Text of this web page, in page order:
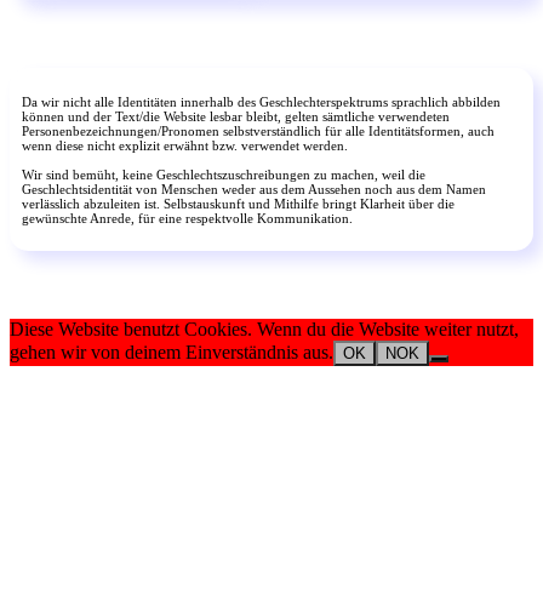
Da wir nicht alle Identitäten innerhalb des Geschlechterspektrums sprachlich abbilden
können und der Text/die Website lesbar bleibt, gelten sämtliche verwendeten
Personenbezeichnungen/Pronomen selbstverständlich für alle Identitätsformen, auch
wenn diese nicht explizit erwähnt bzw. verwendet werden.
Wir sind bemüht, keine Geschlechtszuschreibungen zu machen, weil die
Geschlechtsidentität von Menschen weder aus dem Aussehen noch aus dem Namen
verlässlich abzuleiten ist. Selbstauskunft und Mithilfe bringt Klarheit über die
gewünschte Anrede, für eine respektvolle Kommunikation.
Diese Website benutzt Cookies. Wenn du die Website weiter nutzt,
gehen wir von deinem Einverständnis aus. OK NOK